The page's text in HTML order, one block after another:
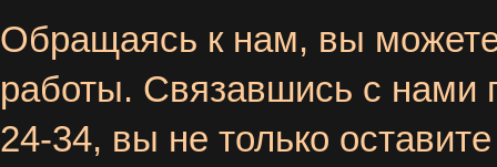
Обращаясь к нам, вы
работы. Связавшись с нами
24-34, вы не только